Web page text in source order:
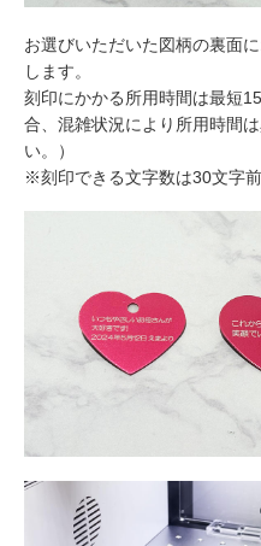
お選びいただいた図柄の裏面
します。
刻印にかかる所用時間は最短
合、混雑状況により所用時間
い。）
※刻印できる文字数は30文字前